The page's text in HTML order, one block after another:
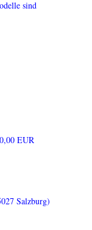
sind
EUR
Salzburg)